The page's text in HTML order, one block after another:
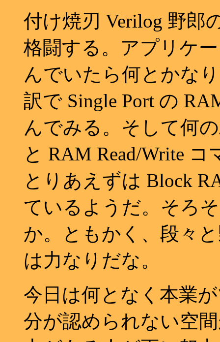
付け焼刃 Verilog 野郎
格闘する。アプリケ
んでいたら何とかな
訳で Single Port の
んでみる。そして何
と RAM Read/Write
とりあえずは Block
ているようだ。そろ
か。ともかく、段々
は力なりだな。
今日は何となく本業
分が認められない空